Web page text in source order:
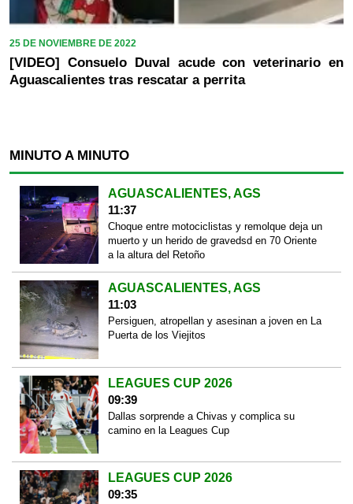
25 DE NOVIEMBRE DE 2022
[VIDEO] Consuelo Duval acude con veterinario en
Aguascalientes tras rescatar a perrita
MINUTO A MINUTO
AGUASCALIENTES, AGS
11:37
Choque entre motociclistas y remolque deja un
muerto y un herido de gravedsd en 70 Oriente
a la altura del Retoño
AGUASCALIENTES, AGS
11:03
Persiguen, atropellan y asesinan a joven en La
Puerta de los Viejitos
LEAGUES CUP 2026
09:39
Dallas sorprende a Chivas y complica su
camino en la Leagues Cup
LEAGUES CUP 2026
09:35